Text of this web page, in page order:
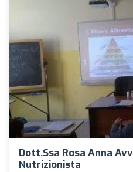
Dott.ssa Rosa Anna
Nutrizionista